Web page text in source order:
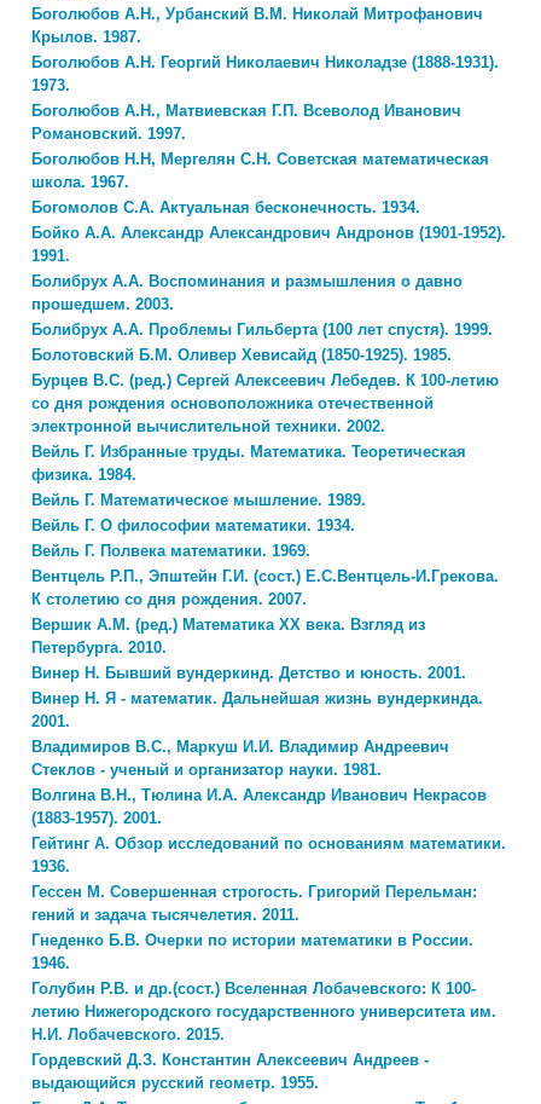
Боголюбов A.Н., Урбанский B.М. Николай Митрофанович
Крылов. 1987.
Боголюбов А.Н. Георгий Николаевич Николадзе (1888-1931).
1973.
Боголюбов А.Н., Матвиевская Г.П. Всеволод Иванович
Романовский. 1997.
Боголюбов Н.Н, Мергелян С.Н. Советская математическая
школа. 1967.
Богомолов С.А. Актуальная бесконечность. 1934.
Бойко А.А. Александр Александрович Андронов (1901-1952).
1991.
Болибрух А.А. Воспоминания и размышления о давно
прошедшем. 2003.
Болибрух А.А. Проблемы Гильберта (100 лет спустя). 1999.
Болотовский Б.М. Оливер Хевисайд (1850-1925). 1985.
Бурцев B.C. (ред.) Сергей Алексеевич Лебедев. К 100-летию
со дня рождения основоположника отечественной
электронной вычислительной техники. 2002.
Вейль Г. Избранные труды. Математика. Теоретическая
физика. 1984.
Вейль Г. Математическое мышление. 1989.
Вейль Г. О философии математики. 1934.
Вейль Г. Полвека математики. 1969.
Вентцель Р.П., Эпштейн Г.И. (сост.) Е.С.Вентцель-И.Грекова.
К столетию со дня рождения. 2007.
Вершик А.М. (ред.) Математика XX века. Взгляд из
Петербурга. 2010.
Винер Н. Бывший вундеркинд. Детство и юность. 2001.
Винер Н. Я - математик. Дальнейшая жизнь вундеркинда.
2001.
Владимиров В.С., Маркуш И.И. Владимир Андреевич
Стеклов - ученый и организатор науки. 1981.
Волгина В.Н., Тюлина И.А. Александр Иванович Некрасов
(1883-1957). 2001.
Гейтинг А. Обзор исследований по основаниям математики.
1936.
Гессен М. Совершенная строгость. Григорий Перельман:
гений и задача тысячелетия. 2011.
Гнеденко Б.В. Очерки по истории математики в России.
1946.
Голубин Р.В. и др.(сост.) Вселенная Лобачевского: К 100-
летию Нижегородского государственного университета им.
Н.И. Лобачевского. 2015.
Гордевский Д.З. Константин Алексеевич Андреев -
выдающийся русский геометр. 1955.